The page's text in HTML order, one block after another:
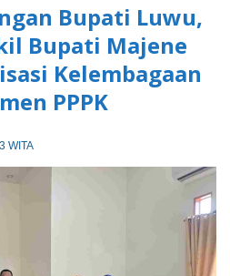
Bupati Luwu,
Bupati Majene
Kelembagaan
PPPK
WITA